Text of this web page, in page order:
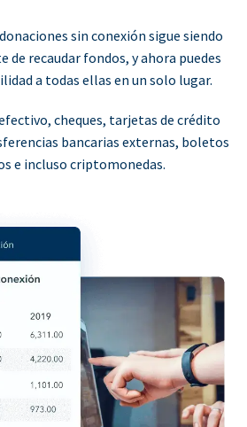
sin conexión sigue siendo
recaudar fondos, y ahora puedes
a todas ellas en un solo lugar.
cheques, tarjetas de crédito
bancarias externas, boletos
e incluso criptomonedas.